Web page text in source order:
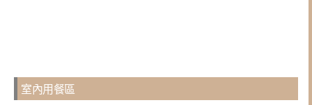
室內用餐區